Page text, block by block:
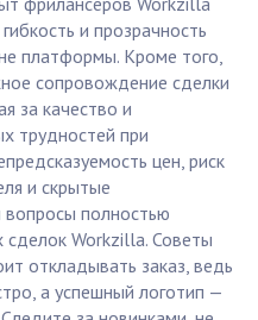
и прозрачность
платформы. Кроме того,
сопровождение сделки
за качество и
трудностей при
цен, риск
и скрытые
полностью
Workzilla. Советы
откладывать заказ, ведь
а успешный логотип —